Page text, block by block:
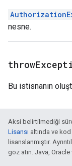
nesne.
throw
Bu istisnanın
Aksi belirtilmediği
Lisansı altında ve
lisanslanmıştır.
göz atın. Java, Oracle